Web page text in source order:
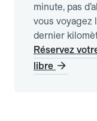
minute, pas
vous voyagez
dernier
Réservez
libre